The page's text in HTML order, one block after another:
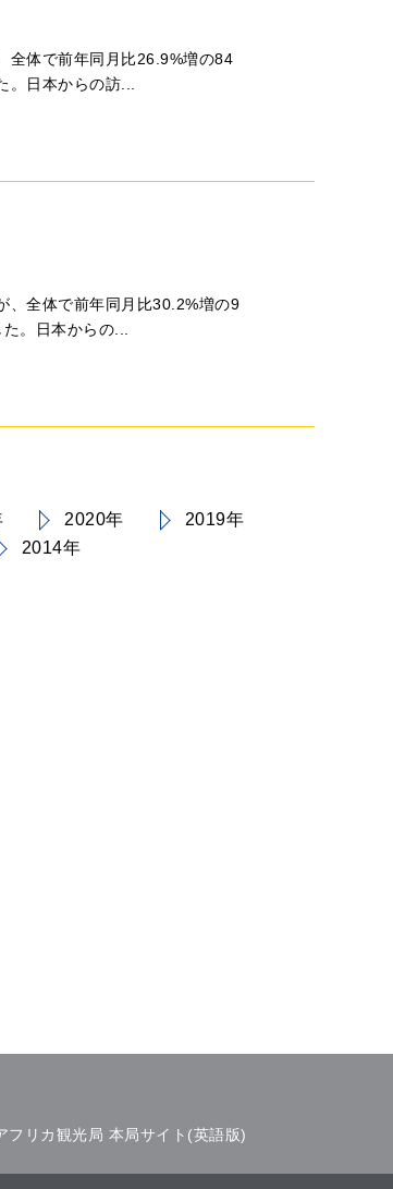
全体で前年同月比26.9%増の84
日本からの訪...
、全体で前年同月比30.2%増の9
。日本からの...
2020年
2019年
2014年
フリカ観光局 本局サイト(英語版)